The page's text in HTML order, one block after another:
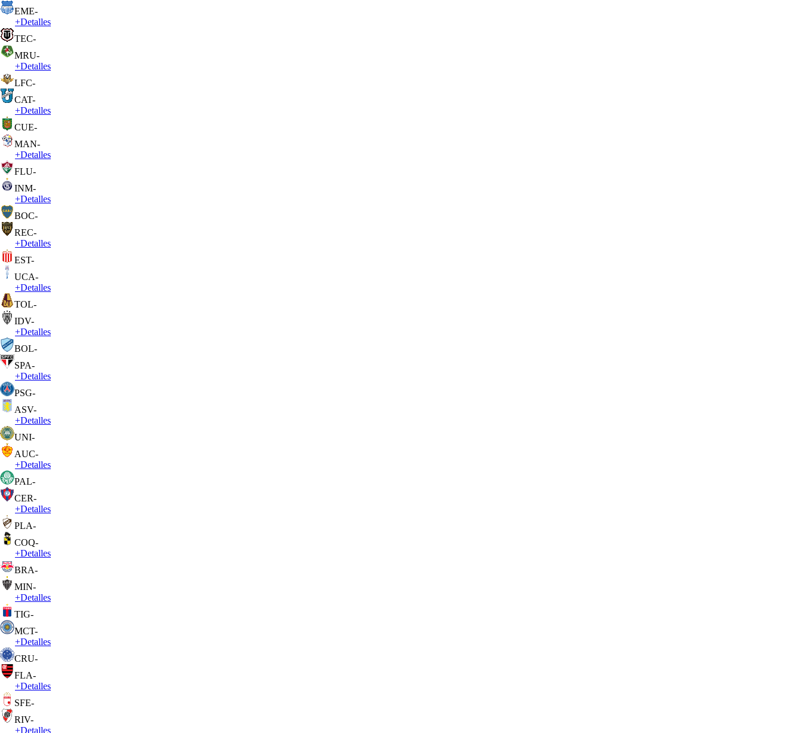
EME-
+Detalles
TEC-
MRU-
+Detalles
LFC-
CAT-
+Detalles
CUE-
MAN-
+Detalles
FLU-
INM-
+Detalles
BOC-
REC-
+Detalles
EST-
UCA-
+Detalles
TOL-
IDV-
+Detalles
BOL-
SPA-
+Detalles
PSG-
ASV-
+Detalles
UNI-
AUC-
+Detalles
PAL-
CER-
+Detalles
PLA-
COQ-
+Detalles
BRA-
MIN-
+Detalles
TIG-
MCT-
+Detalles
CRU-
FLA-
+Detalles
SFE-
RIV-
+Detalles